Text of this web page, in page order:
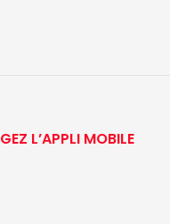
L’APPLI MOBILE